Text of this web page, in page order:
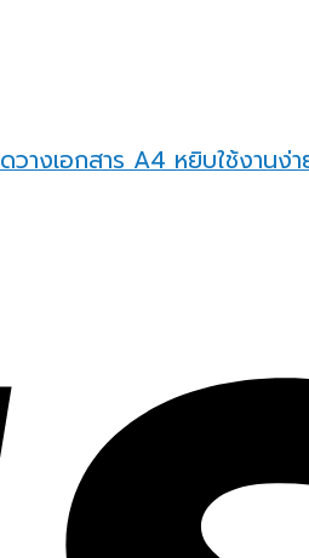
ดวางเอกสาร A4 หยิบใช้งาน